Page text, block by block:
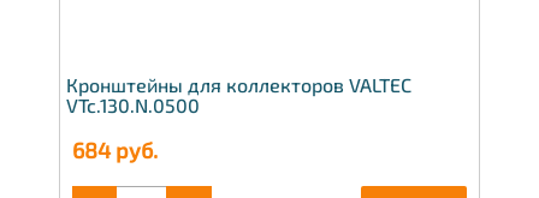
Кронштейны для коллекторов VALTEC
VTc.130.N.0500
684руб.